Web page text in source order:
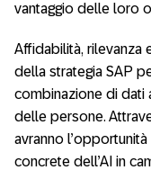
vantaggio delle loro
Affidabilità, rilevanza
della strategia SAP
combinazione di dati
delle persone.
avranno
concrete dell’AI in